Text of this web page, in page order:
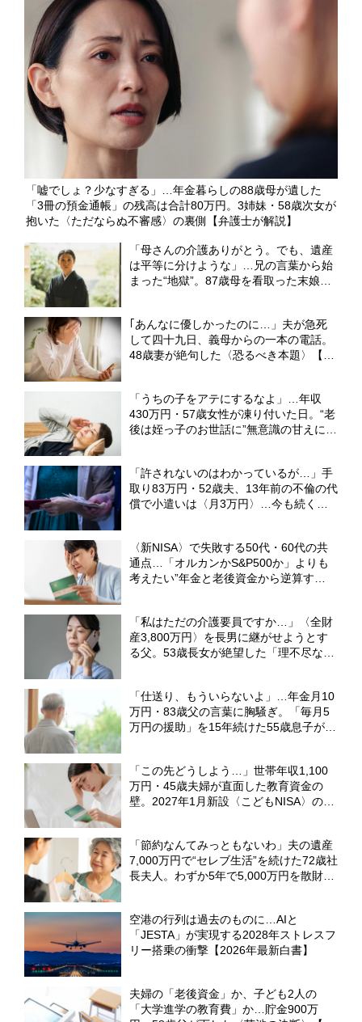
「嘘でしょ？少なすぎる」…年金暮らしの88歳母が遺した
「3冊の預金通帳」の残高は合計80万円。3姉妹・58歳次女が
抱いた〈ただならぬ不審感〉の裏側【弁護士が解説】
「母さんの介護ありがとう。でも、遺産
は平等に分けような」…兄の言葉から始
まった“地獄”。87歳母を看取った末娘、
｢あんなに優しかったのに…」夫が急死
して四十九日、義母からの一本の電話。
48歳妻が絶句した〈恐るべき本題〉【弁
「うちの子をアテにするなよ」…年収
430万円・57歳女性が凍り付いた日。“老
後は姪っ子のお世話に”無意識の甘えに突
「許されないのはわかっているが…」手
取り83万円・52歳夫、13年前の不倫の代
償で小遣いは〈月3万円〉…今も続く専
〈新NISA〉で失敗する50代・60代の共
通点…「オルカンかS&P500か」よりも
考えたい”年金と老後資金から逆算す
「私はただの介護要員ですか…」〈全財
産3,800万円〉を長男に継がせようとす
る父。53歳長女が絶望した「理不尽な要
「仕送り、もういらないよ」…年金月10
万円・83歳父の言葉に胸騒ぎ。「毎月5
万円の援助」を15年続けた55歳息子が、
「この先どうしよう…」世帯年収1,100
万円・45歳夫婦が直面した教育資金の
壁。2027年1月新設〈こどもNISA〉の活
「節約なんてみっともないわ」夫の遺産
7,000万円で“セレブ生活”を続けた72歳社
長夫人。わずか5年で5,000万円を散財し
空港の行列は過去のものに…AIと
「JESTA」が実現する2028年ストレスフ
リー搭乗の衝撃【2026年最新白書】
夫婦の「老後資金」か、子ども2人の
「大学進学の教育費」か…貯金900万